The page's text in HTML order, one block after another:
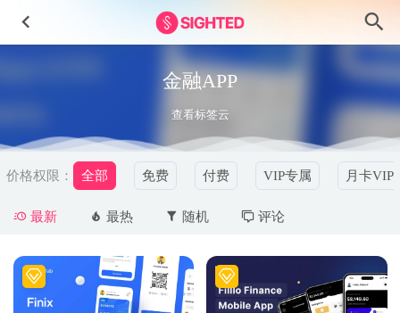
金融APP
查看标签云
价格权限： 全部 免费 付费 VIP专属 月卡VIP
最新 最热 随机 评论
2022-05-12
成套家政服务app用户界面设计Figma素材 2023-04-28